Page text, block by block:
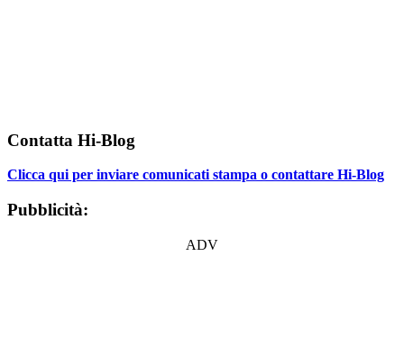
Contatta Hi-Blog
Clicca qui per inviare comunicati stampa o contattare Hi-Blog
Pubblicità:
ADV